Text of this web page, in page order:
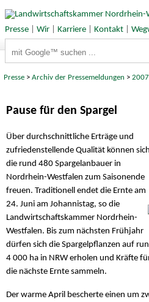
Presse| Wir| Karriere| Kontakt|
Presse >Archiv der Pressemeldungen > 2007
Pause für den Spargel
Über durchschnittliche Erträge und
zufriedenstellende Qualität können sich
die rund 480 Spargelanbauer in
Nordrhein-Westfalen zum Saisonende
freuen. Traditionell endet die Ernte am
24. Juni am Johannistag, so die
Landwirtschaftskammer Nordrhein-
Westfalen. Bis zum nächsten Frühjahr
dürfen sich die Spargelpflanzen auf
4 000 ha in NRW erholen und Kräfte
die nächste Ernte sammeln.
Der warme April bescherte einen um